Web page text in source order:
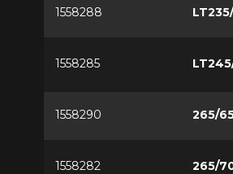
1558288
1558285
1558290 265/
1558282 265/